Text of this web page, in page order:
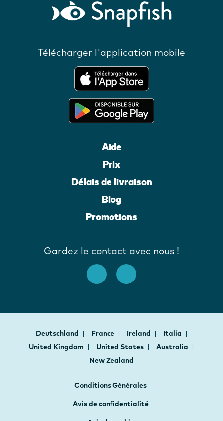
Télécharger l'application mobile
Aide
Prix
Délais de livraison
Blog
Promotions
Gardez le contact avec nous !
Deutschland France Ireland
Italia
United Kingdom
United States
Australia
New Zealand
Conditions Générales
Avis de confidentialité